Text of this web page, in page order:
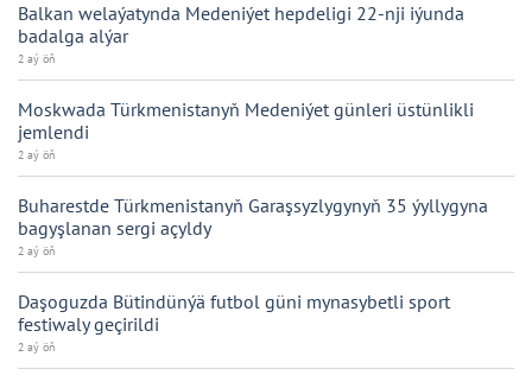
Balkan welaýatynda Medeniýet hepdeligi 22-nji iýunda
badalga alýar
2 aý öň
Moskwada Türkmenistanyň Medeniýet günleri üstünlikli
jemlendi
2 aý öň
Buharestde Türkmenistanyň Garaşsyzlygynyň 35 ýyllygyna
bagyşlanan sergi açyldy
2 aý öň
Daşoguzda Bütindünýä futbol güni mynasybetli sport
festiwaly geçirildi
2 aý öň